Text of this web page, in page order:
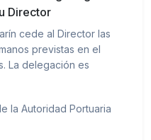
Director
cede al Director las
previstas en el
La delegación es
la Autoridad Portuaria